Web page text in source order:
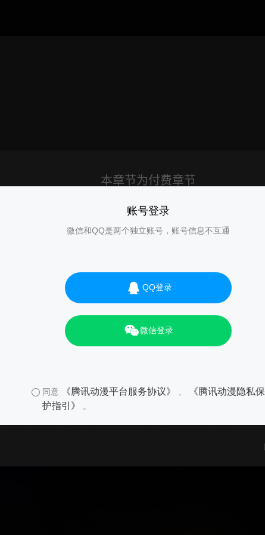
账号登录
微信和QQ是两个独立账号，账号信息不互通
QQ登录
微信登录
同意 《腾讯动漫平台服务协议》
《腾讯动漫隐私保
护指引》
。